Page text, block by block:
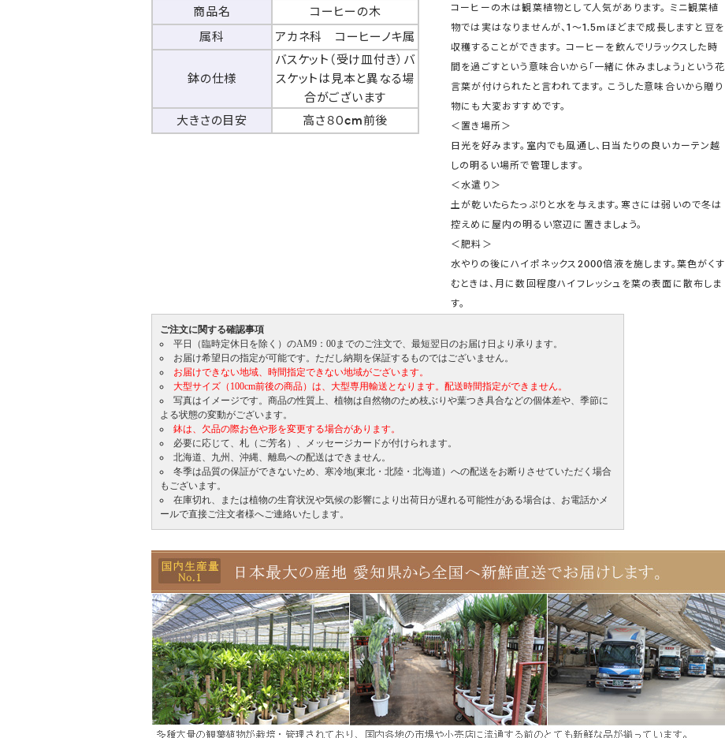
商品名
コーヒーの木
属科
アカネ科 コーヒーノキ属
鉢の仕様
バスケット（受け皿付き）バ
スケットは見本と異なる場
合がございます
大きさの目安
高さ８０cm前後
コーヒーの木は観葉植物として人気があります。 ミニ観葉植
物では実はなりませんが、1～1.5mほどまで成長しますと豆を
収穫することができます。 コーヒーを飲んでリラックスした時
間を過ごすという意味合いから「一緒に休みましょう」という花
言葉が付けられたと言われてます。 こうした意味合いから贈り
物にも大変おすすめです。
＜置き場所＞
日光を好みます。室内でも風通し、日当たりの良いカーテン越
しの明るい場所で管理します。
＜水遣り＞
土が乾いたらたっぷりと水を与えます。寒さには弱いので冬は
控えめに屋内の明るい窓辺に置きましょう。
＜肥料＞
水やりの後にハイポネックス2000倍液を施します。葉色がくす
むときは、月に数回程度ハイフレッシュを葉の表面に散布しま
す。